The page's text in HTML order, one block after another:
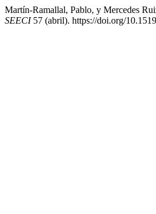
Martín-Ramallal, Pablo, y Mercedes
SEECI57 (abril). https://doi.org/